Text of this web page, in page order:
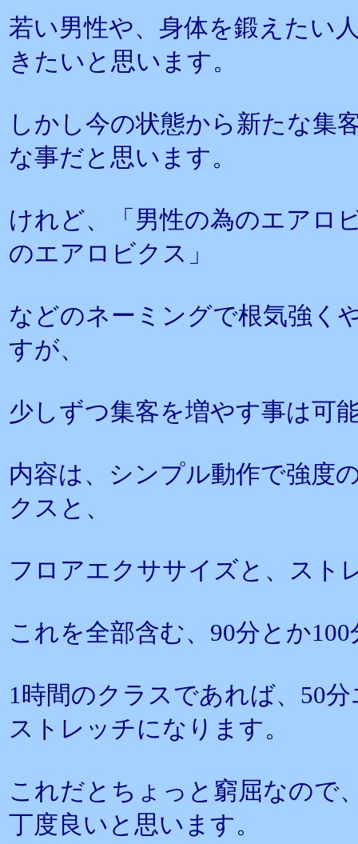
若い男性や、身体を鍛えたい
きたいと思います。
しかし今の状態から新たな集
な事だと思います。
けれど、「男性の為のエアロ
のエアロビクス」
などのネーミングで根気強く
すが、
少しずつ集客を増やす事は可
内容は、シンプル動作で強度
クスと、
フロアエクササイズと、スト
これを全部含む、90分とか
1時間のクラスであれば、50
ストレッチになります。
これだとちょっと窮屈なので
丁度良いと思います。